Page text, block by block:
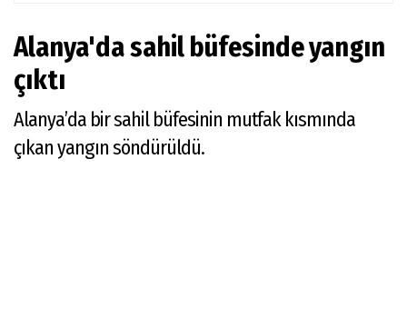
Alanya'da sahil büfesinde yangın
çıktı
Alanya’da bir sahil büfesinin mutfak kısmında
çıkan yangın söndürüldü.